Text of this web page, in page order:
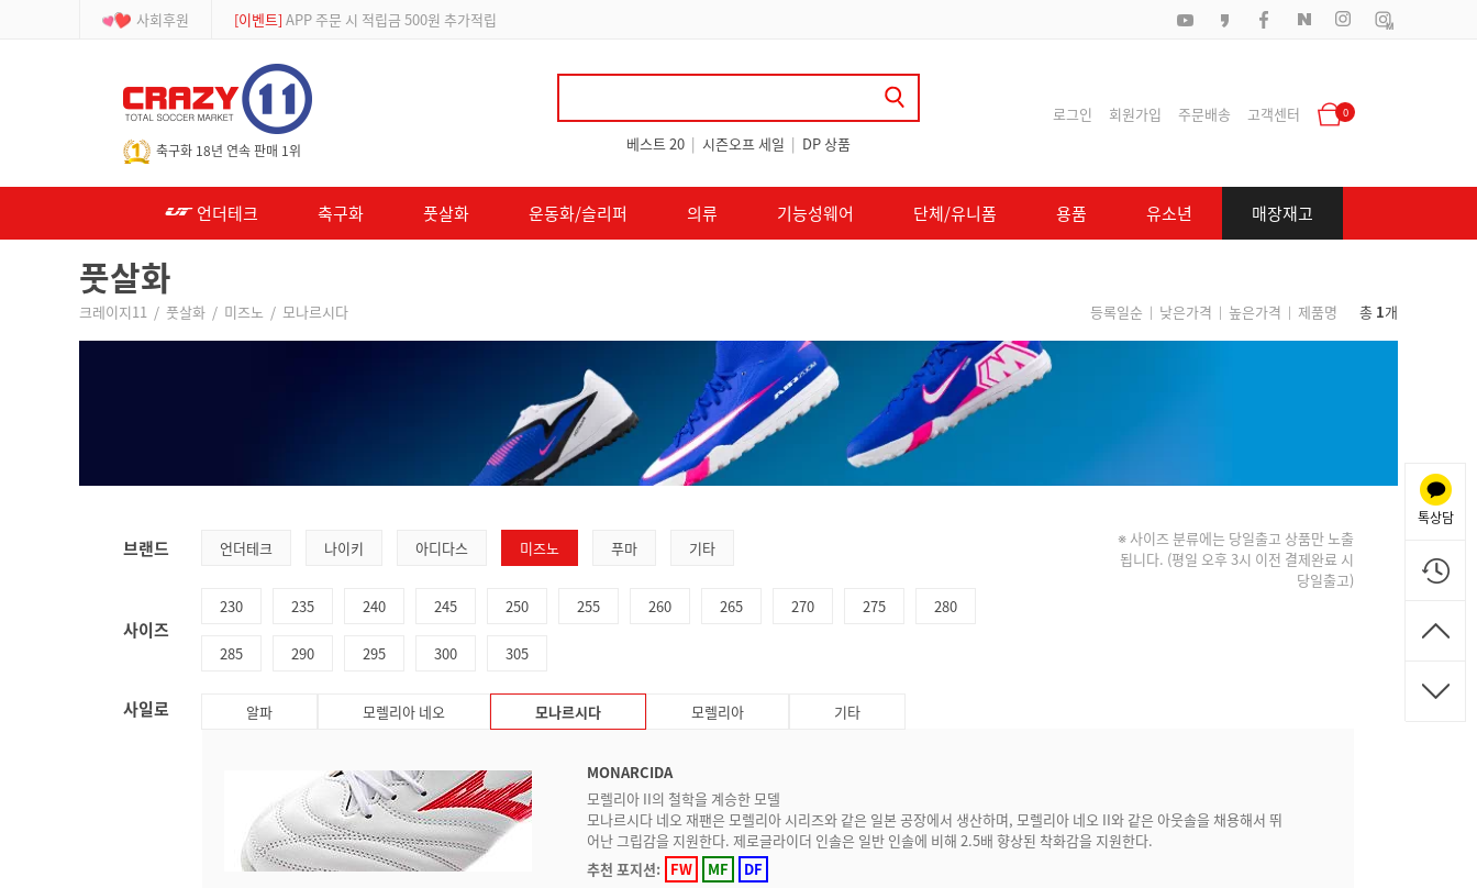
사회후원 [이벤트] APP 주문 시 적립금 500원 추가적립
축구화 18년 연속 판매 1위 베스트 20 | 시즌오프 세일 | DP 상품
로그인 회원가입 주문배송 고객센터 0
언더테크 축구화 풋살화 운동화/슬리퍼 의류 기능성웨어 단체/유니폼 용품 유소년 매장재고
풋살화
크레이지11 / 풋살화 / 미즈노 / 모나르시다 등록일순 | 낮은가격 | 높은가격 | 제품명 총 1개
브랜드 언더테크 나이키 아디다스 미즈노 푸마 기타
사이즈
230 235 240 245 250 255 260 265 270 275 280
285 290 295 300 305
사일로 알파 모렐리아 네오 모나르시다 모렐리아 기타
MONARCIDA
모렐리아 II의 철학을 계승한 모델
모나르시다 네오 재팬은 모렐리아 시리즈와 같은 일본 공장에서 생산하며, 모렐리아 네오 II와 같은 아웃솔을 채용해서 뛰
어난 그립감을 지원한다. 제로글라이더 인솔은 일반 인솔에 비해 2.5배 향상된 착화감을 지원한다.
추천 포지션: FW MF DF
※ 사이즈 분류에는 당일출고 상품만 노출
됩니다. (평일 오후 3시 이전 결제완료 시
당일출고)
톡상담